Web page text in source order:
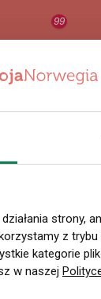
99
strony,
z
kategorie
w naszej